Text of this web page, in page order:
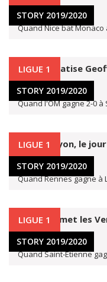
STORY 2019/2020
7 avr. 2020
Quand Nice bat
LIGUE 1
STORY 2019/2020
L'OM climatise
6 avr. 2020
Quand l'OM gagne 2-0 à
LIGUE 1
STORY 2019/2020
Rennes-Lyon, le
5 avr. 2020
Quand Rennes gagne à
LIGUE 1
STORY 2019/2020
Bouanga met les
4 avr. 2020
Quand Saint-Etienne